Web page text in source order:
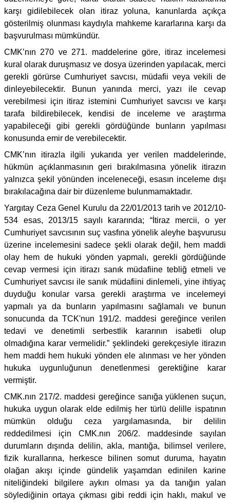
karşı gidilebilecek olan itiraz yoluna, kanunlarda açıkça
gösterilmiş olunması kaydıyla mahkeme kararlarına karşı da
başvurulması mümkündür.
CMK’nın 270 ve 271. maddelerine göre, itiraz incelemesi
kural olarak duruşmasız ve dosya üzerinden yapılacak, merci
gerekli görürse Cumhuriyet savcısı, müdafii veya vekili de
dinleyebilecektir. Bunun yanında merci, yazı ile cevap
verebilmesi için itiraz istemini Cumhuriyet savcısı ve karşı
tarafa bildirebilecek, kendisi de inceleme ve araştırma
yapabileceği gibi gerekli gördüğünde bunların yapılması
konusunda emir de verebilecektir.
CMK’nın itirazla ilgili yukarıda yer verilen maddelerinde,
hükmün açıklanmasının geri bırakılmasına yönelik itirazın
yalnızca şekil yönünden inceleneceği, esasın inceleme dışı
bırakılacağına dair bir düzenleme bulunmamaktadır.
Yargıtay Ceza Genel Kurulu da 22/01/2013 tarih ve 2012/10-
534 esas, 2013/15 sayılı kararında; “İtiraz mercii, o yer
Cumhuriyet savcısının suç vasfına yönelik aleyhe başvurusu
üzerine incelemesini sadece şekli olarak değil, hem maddi
olay hem de hukuki yönden yapmalı, gerekli gördüğünde
cevap vermesi için itirazı sanık müdafiine tebliğ etmeli ve
Cumhuriyet savcısı ile sanık müdafiini dinlemeli, yine ihtiyaç
duyduğu konular varsa gerekli araştırma ve incelemeyi
yapmalı ya da bunların yapılmasını sağlamalı ve bunun
sonucunda da TCK'nun 191/2. maddesi gereğince verilen
tedavi ve denetimli serbestlik kararının isabetli olup
olmadığına karar vermelidir.” şeklindeki gerekçesiyle itirazın
hem maddi hem hukuki yönden ele alınması ve her yönden
hukuka uygunluğunun denetlenmesi gerektiğine karar
vermiştir.
CMK.nın 217/2. maddesi gereğince sanığa yüklenen suçun,
hukuka uygun olarak elde edilmiş her türlü delille ispatının
mümkün olduğu ceza yargılamasında, bir delilin
reddedilmesi için CMK.nın 206/2. maddesinde sayılan
durumların dışında delilin, akla, mantığa, bilimsel verilere,
fizik kurallarına, herkesce bilinen somut duruma, hayatın
olağan akışı içinde gündelik yaşamdan edinilen karine
niteliğindeki bilgilere aykırı olması ya da tanığın yalan
söylediğinin ortaya çıkması gibi reddi için haklı, makul ve